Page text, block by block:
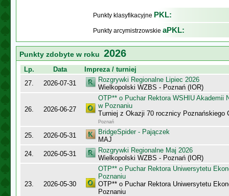
Punkty klasyfikacyjne PKL:
Punkty arcymistrzowskie aPKL:
Punkty zdobyte w roku 2026
Lp. Data
Impreza / turniej
27.
2026-07-31
Rozgrywki Regionalne Lipiec 2026
Wielkopolski WZBS - Poznań (IOR)
26. 2026-06-27
OTP** o Puchar Rektora WSHIU Akademii
w Poznaniu
Turniej z Okazji 70 rocznicy Poznańskiego
Poznań
25. 2026-05-31
BridgeSpider - Pajączek
MAJ
24.
2026-05-31
Rozgrywki Regionalne Maj 2026
Wielkopolski WZBS - Poznań (IOR)
23. 2026-05-30
OTP** o Puchar Rektora Uniwersytetu
Poznaniu
OTP** o Puchar Rektora Uniwersytetu
Poznaniu